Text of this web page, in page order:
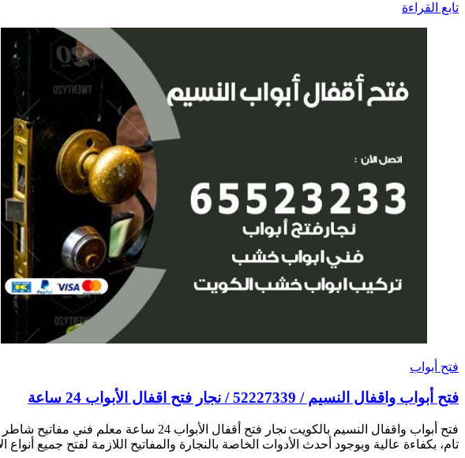
تابع القراءة
فتح أبواب
فتح أبواب واقفال النسيم / 52227339 / نجار فتح اقفال الأبواب 24 ساعة
فتح أبواب واقفال النسيم بالكويت نجار
تام، بكفاءة عالية وبوجود أحدث الأدوات الخاصة بالنجارة والمفاتيح اللازمة لفتح جميع أنواع